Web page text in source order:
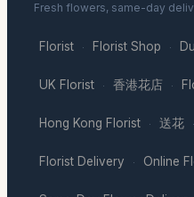
Fresh flowers, same-day
Florist · Florist Shop ·
UK Florist · 香港花店 ·
Hong Kong Florist · 送花 ·
Florist Delivery · Online